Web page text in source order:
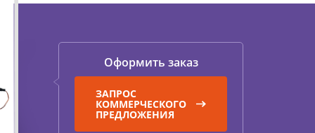
СЕТИ
ОБОРУДОВАНИЕ
Оформить заказ
ЗАПРОС
КОММЕРЧЕСКОГО
ПРЕДЛОЖЕНИЯ